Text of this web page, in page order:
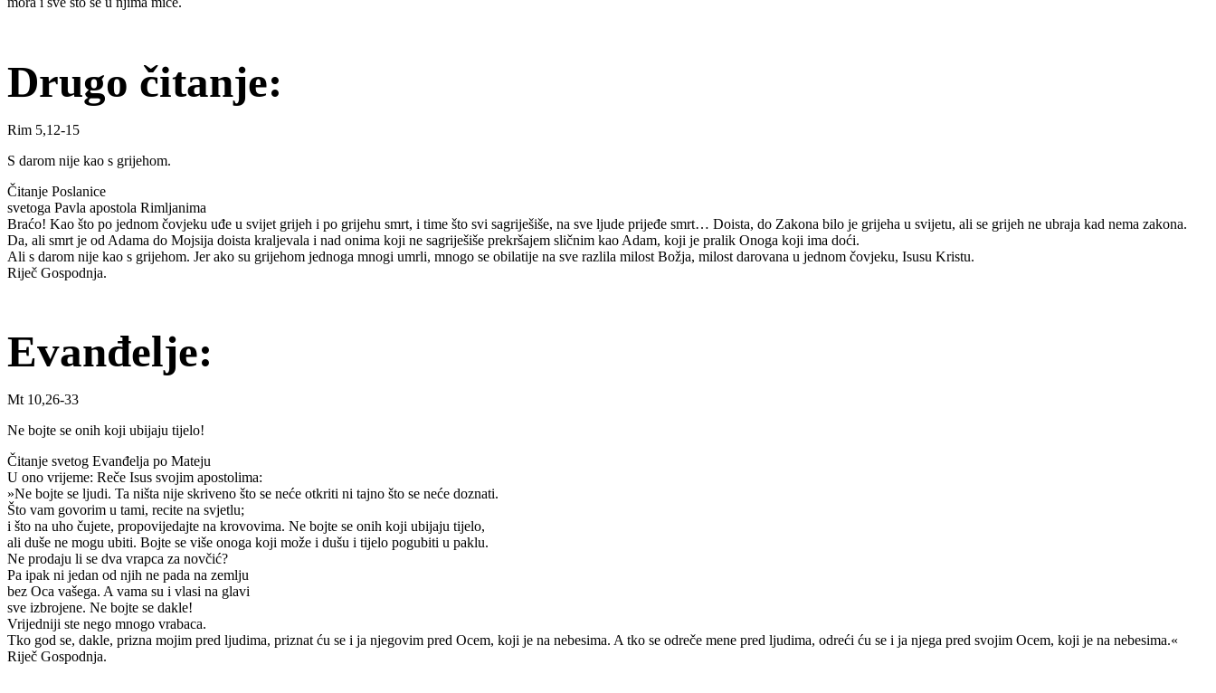
Drugo čitanje:
Rim 5,12-15
S darom nije kao s grijehom.
Čitanje Poslanice
svetoga Pavla apostola Rimljanima
Braćo! Kao što po jednom čovjeku uđe u svijet grijeh i po grijehu smrt, i time što svi sagriješiše, na sve ljude prijeđe smrt… Doista, do Zakona bilo je grijeha u svijetu, ali se grijeh ne ubraja kad nema zakona.
Da, ali smrt je od Adama do Mojsija doista kraljevala i nad onima koji ne sagriješiše prekršajem sličnim kao Adam, koji je pralik Onoga koji ima doći.
Ali s darom nije kao s grijehom. Jer ako su grijehom jednoga mnogi umrli, mnogo se obilatije na sve razlila milost Božja, milost darovana u jednom čovjeku, Isusu Kristu.
Riječ Gospodnja.
Evanđelje:
Mt 10,26-33
Ne bojte se onih koji ubijaju tijelo!
Čitanje svetog Evanđelja po Mateju
U ono vrijeme: Reče Isus svojim apostolima:
»Ne bojte se ljudi. Ta ništa nije skriveno što se neće otkriti ni tajno što se neće doznati.
Što vam govorim u tami, recite na svjetlu;
i što na uho čujete, propovijedajte na krovovima. Ne bojte se onih koji ubijaju tijelo,
ali duše ne mogu ubiti. Bojte se više onoga koji može i dušu i tijelo pogubiti u paklu.
Ne prodaju li se dva vrapca za novčić?
Pa ipak ni jedan od njih ne pada na zemlju
bez Oca vašega. A vama su i vlasi na glavi
sve izbrojene. Ne bojte se dakle!
Vrijedniji ste nego mnogo vrabaca.
Tko god se, dakle, prizna mojim pred ljudima, priznat ću se i ja njegovim pred Ocem, koji je na nebesima. A tko se odreče mene pred ljudima, odreći ću se i ja njega pred svojim Ocem, koji je na nebesima.«
Riječ Gospodnja.